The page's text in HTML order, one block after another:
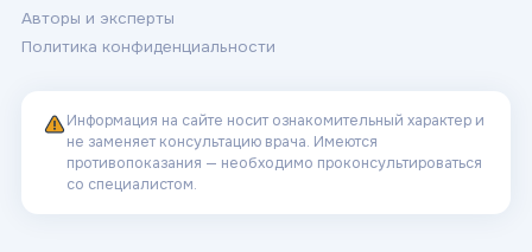
Авторы и эксперты
Политика конфиденциальности
Информация на сайте носит ознакомительный характер и
не заменяет консультацию врача. Имеются
противопоказания — необходимо проконсультироваться
со специалистом.